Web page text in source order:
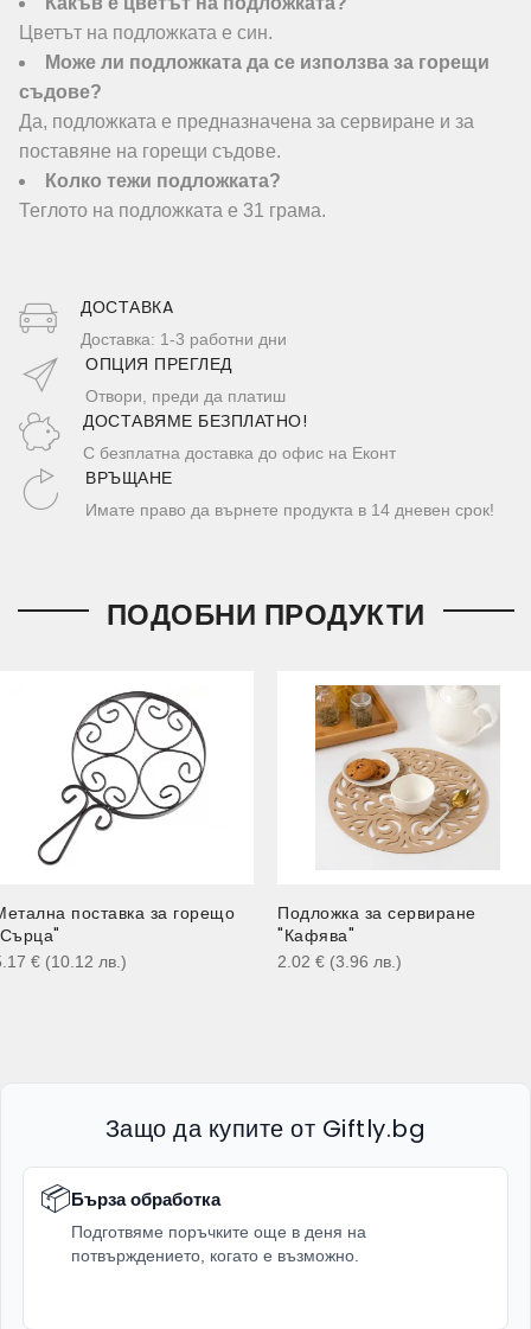
Цветът на подложката е син.
Може ли подложката да се използва за горещи
съдове?
Да, подложката е предназначена за сервиране и за
поставяне на горещи съдове.
Колко тежи подложката?
Теглото на подложката е 31 грама.
ДОСТАВКA
Доставка: 1-3 работни дни
ОПЦИЯ ПРЕГЛЕД
Отвори, преди да платиш
ДОСТАВЯМЕ БЕЗПЛАТНО!
С безплатна доставка до офис на Еконт
ВРЪЩАНЕ
Имате право да върнете продукта в 14 дневен срок!
ПОДОБНИ ПРОДУКТИ
поставка за горещо
€ (10.12 лв. )
Подложка за сервиране
"Кафява"
2.02 € (3.96 лв. )
Защо да купите от Giftly.bg
📦Бърза обработка
Подготвяме поръчките още в деня на
потвърждението, когато е възможно.